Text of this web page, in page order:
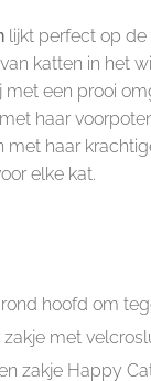
lijkt perfect op
katten in het
met een prooi
haar
met haar
elke kat.
hoofd om
met
zakje Happy